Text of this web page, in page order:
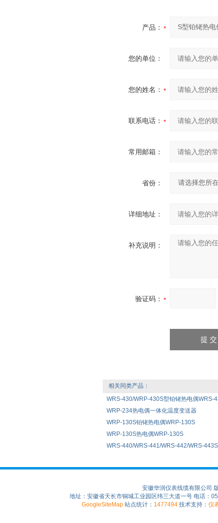
产品：
您的单位：
您的姓名：
联系电话：
常用邮箱：
省份：
详细地址：
补充说明：
验证码：
相关同类产品：
WRS-430/WRP-430S型铂铑热电偶WRS-
WRP-234热电偶一体化温度变送器
WRP-130S铂铑热电偶WRP-130S
WRP-130S热电偶WRP-130S
WRS-440/WRS-441/WRS-442/WRS-
安徽华润仪表线缆有限公司
地址：安徽省天长市铜城工业园区纬三大道一号 电话：
GoogleSiteMap 站点统计： 1477494 技术支持： 仪